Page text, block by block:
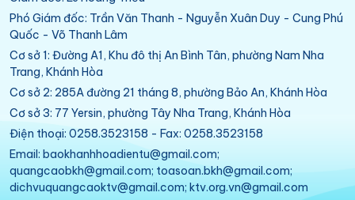
Phó Giám đốc: Trần Văn Thanh - Nguyễn Xuân Duy - Cung Phú
Quốc - Võ Thanh Lâm
Cơ sở 1: Đường A1, Khu đô thị An Bình Tân, phường Nam Nha
Trang, Khánh Hòa
Cơ sở 2: 285A đường 21 tháng 8, phường Bảo An, Khánh Hòa
Cơ sở 3: 77 Yersin, phường Tây Nha Trang, Khánh Hòa
Điện thoại: 0258.3523158 - Fax: 0258.3523158
Email: baokhanhhoadientu@gmail.com;
quangcaobkh@gmail.com; toasoan.bkh@gmail.com;
dichvuquangcaoktv@gmail.com; ktv.org.vn@gmail.com